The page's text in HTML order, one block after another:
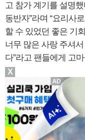
고 참가 계기를 설명
동반자”라며 “요리사
할 수 있었던 좋은 기
너무 많은 사랑 주셔
다”라고 팬들에게 고
X